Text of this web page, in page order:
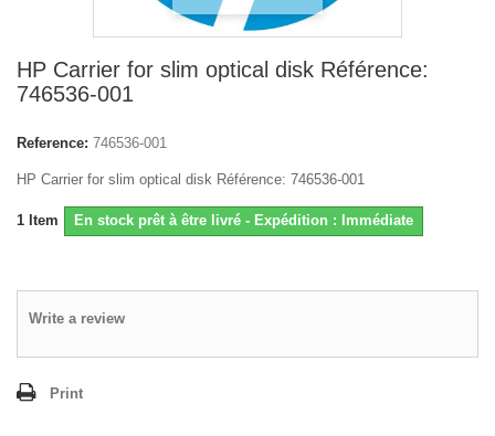
HP Carrier for slim optical disk Référence:
746536-001
Reference: 746536-001
HP Carrier for slim optical disk Référence: 746536-001
1 Item En stock prêt à être livré - Expédition : Immédiate
Write a review
Print